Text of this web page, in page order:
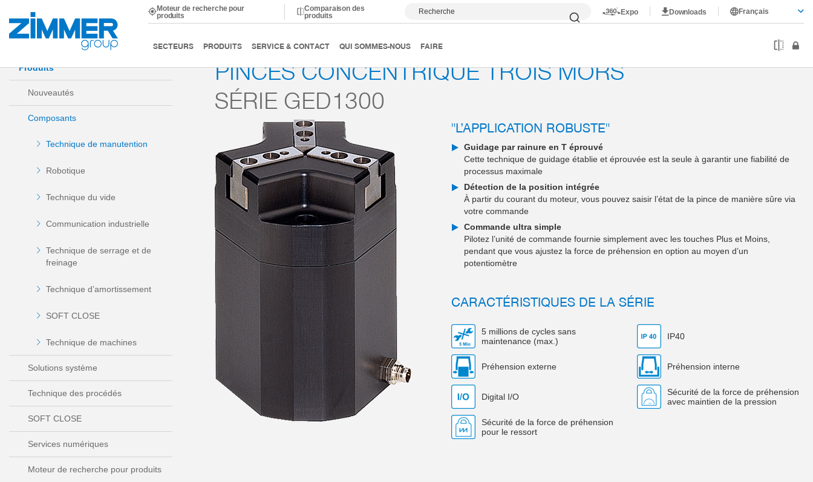
Moteur de recherche pour
produits
Comparaison des
produits
Recherche Expo Downloads Français
SECTEURS PRODUITS SERVICE & CONTACT QUI SOMMES-NOUS FAIRE
Démarrage Produits Composants Technique de manutention Pinces concentriques trois mors Série GED1300
Produits
Nouveautés
Composants
Technique de manutention
Robotique
Technique du vide
Communication industrielle
Technique de serrage et de
freinage
Technique d’amortissement
SOFT CLOSE
Technique de machines
Solutions système
Technique des procédés
SOFT CLOSE
Services numériques
Moteur de recherche pour produits
PINCES CONCENTRIQUE TROIS MORS
SÉRIE GED1300
"L’APPLICATION ROBUSTE"
Guidage par rainure en T éprouvé
Cette technique de guidage établie et éprouvée est la seule à garantir une fiabilité de
processus maximale
Détection de la position intégrée
À partir du courant du moteur, vous pouvez saisir l’état de la pince de manière sûre via
votre commande
Commande ultra simple
Pilotez l’unité de commande fournie simplement avec les touches Plus et Moins,
pendant que vous ajustez la force de préhension en option au moyen d’un
potentiomètre
CARACTÉRISTIQUES DE LA SÉRIE
5 millions de cycles sans
maintenance (max.)
IP40
Préhension externe Préhension interne
Digital I/O
Sécurité de la force de préhension
avec maintien de la pression
Sécurité de la force de préhension
pour le ressort